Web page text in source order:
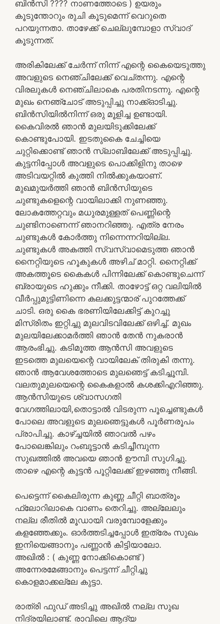
ബിൻസി ???? നാണത്തോടെ ) ഉയരും
കൂടുന്തോറും രുചി കൂടുമെന്ന് വെറുതെ
പറയുന്നതാ. താഴേക്ക് ചെല്ലുമ്പോളാ സ്വാദ്
കൂടുന്നത്.
അരികിലേക്ക് ചേർന്ന് നിന്ന് എന്റെ കൈയെടുത്തു
അവളുടെ നെഞ്ചിലേക്ക് വെച്തന്നു. എന്റെ
വിരലുകൾ നെഞ്ചിലാകെ പരതിനടന്നു. എന്റെ
മുഖം നെഞ്ചോട് അടുപ്പിച്ചു നാക്ക്ഓടിച്ചു.
ബിൻസിയിൽനിന്ന് ഒരു മൂളിച്ച ഉണ്ടായി.
കൈവിരൽ ഞാൻ മുലയിടുക്കിലേക്ക്
കൊണ്ടുപോയി. ഇടതുകൈ ചേച്ചിയെ
ചുറ്റിക്കൊണ്ട് ഞാൻ സ്ലാബിലേക്ക് അടുപ്പിച്ചു.
കുട്ടനിപ്പോൾ അവളുടെ പൊക്കിളിനു താഴെ
അടിവയറ്റിൽ കുത്തി നിൽക്കുകയാണ്.
മുഖമുയർത്തി ഞാൻ ബിൻസിയുടെ
ചുണ്ടുകളെന്റെ വായിലാക്കി നുണഞ്ഞു.
ലോകത്തേറ്റവും മധുരമുള്ളത് പെണ്ണിന്റെ
ചുണ്ടിനാണെന്ന് ഞാനറിഞ്ഞു. എത്ര നേരം
ചുണ്ടുകൾ കോർത്തു നിന്നെന്നറിയില്ല.
ചുണ്ടുകൾ അകത്തി സ്വസ്വാമെടുത്ത ഞാൻ
നൈറ്റിയുടെ ഹൂകുകൾ അഴിച് മാറ്റി. നൈറ്റിക്ക്
അകത്തൂടെ കൈകൾ പിന്നിലേക്ക് കൊണ്ടുചെന്ന്
ബ്രായുടെ ഹുക്കും നീക്കി. താഴോട്ട് ഒറ്റ വലിയിൽ
വീർപ്പുമുട്ടിണിന്നെ കലക്കുട്ടന്മാര് പുറത്തേക്ക്
ചാടി. ഒരു കൈ ഭരണിയിലേക്കിട്ട് കുറച്ചു
മിസ്രിതം ഇറ്റിച്ചു മുലവിടവിലേക്ക് ഒഴിച്ച്. മുഖം
മുലയിലേക്കാമർത്തി ഞാൻ തേൻ നുകരാൻ
ആരംഭിച്ചു. കടിമൂത്ത ആൻസി അവളുടെ
ഇടത്തെ മുലയെന്റെ വായിലേക് തിരുകി തന്നു.
ഞാൻ ആവേശത്തോടെ മുലഞെട്ട് കടിച്ചൂമ്പി.
വലതുമുലയെന്റെ കൈകളാൽ കശക്കിഎറിഞ്ഞു.
ആൻസിയുടെ ശ്വാസഗതി
വേഗത്തിലായി,തൊട്ടാൽ വിടരുന്ന പൂച്ചെണ്ടുകൾ
പോലെ അവളുടെ മുലഞെട്ടുകൾ പൂർണരൂപം
പ്രാപിച്ചു. കാഴ്ച്ചയിൽ ഞാവൽ പഴം
പോലെങ്കിലും റംബൂട്ടാൻ കടിച്ചീമ്പുന്ന
സുഖത്തിൽ അവയെ ഞാൻ ഊമ്പി സുഗിച്ചു.
താഴെ എന്റെ കുട്ടൻ പൂറ്റിലേക്ക് ഇഴഞ്ഞു നീങ്ങി.
പെട്ടെന്ന് കൈലിരുന്ന കുണ്ണ ചീറ്റി ബാത്രൂം
ഫ്ലോറിലാകെ വാണം തെറിച്ചു. അല്ലേലും
നല്ല രീതിൽ മൂഡായി വരുമ്പോളേക്കും
കളഞ്ഞേക്കും. ഓർത്തടിച്ചപ്പോൾ ഇത്രേം സുഖം
ഇനിയെങ്ങാനും പണ്ണാൻ കിട്ടിയാലോ.
അഖിൽ : ( കുണ്ണ നോക്കികൊണ്ട് )
അന്നേരമേങ്ങാനും പെട്ടന്ന് ചീറ്റിച്ചു
കൊളമാക്കല്ലേ കുട്ടാ.
രാത്രി ഫുഡ്‌ അടിച്ചു അഖിൽ നല്ല സുഖ
നിദ്രയിലാണ്ട്. രാവിലെ ആദ്യ